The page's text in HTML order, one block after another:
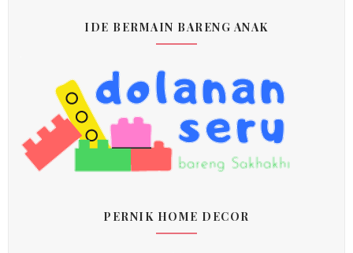
IDE BERMAIN BARENG ANAK
PERNIK HOME DECOR